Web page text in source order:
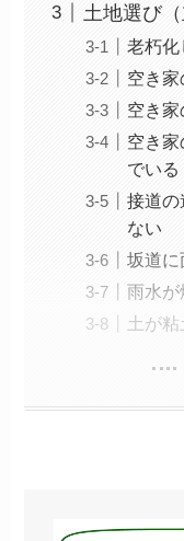
土地選び
老朽化
空き
空き
空き
でいる
接道
ない
坂道
雨水が
土が